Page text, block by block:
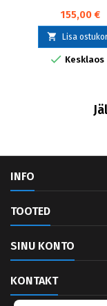
155,00 €
 Lisa
 Kesklaos
INFO
TOOTED
SINU KONTO
KONTAKT